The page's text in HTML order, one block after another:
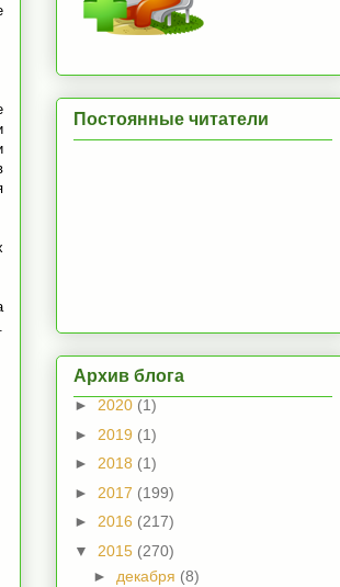
Постоянные читатели
Архив блога
► 2020 (1)
► 2019 (1)
► 2018 (1)
► 2017 (199)
► 2016 (217)
▼ 2015 (270)
► декабря (8)